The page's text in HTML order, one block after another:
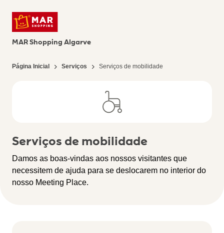
MAR Shopping Algarve
Página Inicial Serviços Serviços de mobilidade
Serviços de mobilidade
Damos as boas-vindas aos nossos visitantes que
necessitem de ajuda para se deslocarem no interior do
nosso Meeting Place.